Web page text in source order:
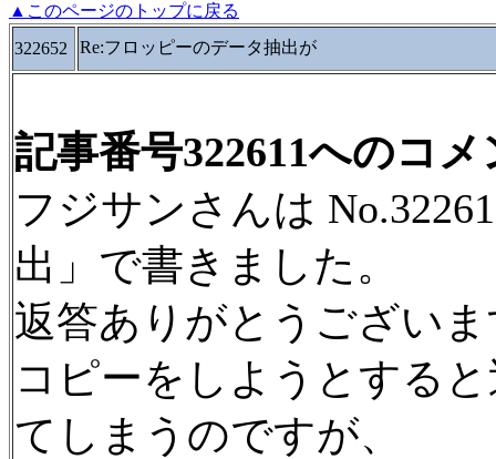
▲このページのトップに戻る
322652
Re:フロッピーのデータ抽出が
記事番号322611へのコメ
フジサンさんは
出」で書きました。
返答ありがとうござい
コピーをしようとする
てしまうのですが、